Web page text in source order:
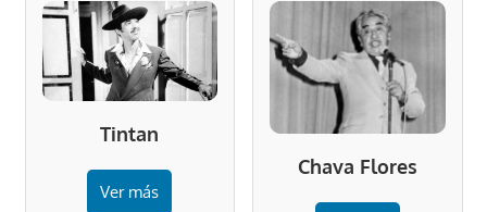
Tintan
Ver más
Chava Flores